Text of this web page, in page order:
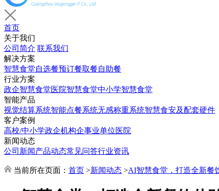
首页
关于我们
公司简介 联系我们
解决方案
智慧食堂自选餐预订餐取餐自助餐
行业方案
政企智慧食堂医院智慧食堂中小学智慧食堂
智能产品
视觉结算系统智能点餐系统无感称重系统智慧食安及配套硬件
客户案例
高校/中小学政企机构企事业单位医院
新闻动态
公司新闻产品动态常见问答行业资讯
当前所在页面： 首页 >新闻动态 >AI智慧食堂，打造全新餐